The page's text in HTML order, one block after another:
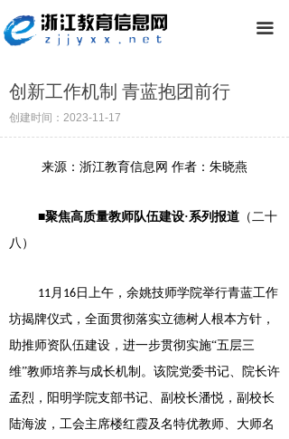
끀
创新工作机制 青蓝抱团前行
来源：浙江教育信息网 作者： 朱晓燕
■聚焦高质量教师队伍建设·系列报道 （二十
八 ）
11月 16 日上午，余姚技师学院举行青蓝工作
坊揭牌仪式 ， 全面贯彻落实立德树人根本方针，
助推师资队伍建设，进一步贯彻实施“五层三
维”教师培养与成长机制 。 该院党委书记、院长许
孟烈，阳明学院支部书记、副校长潘悦，副校长
陆海波，工会主席楼红霞及名特优教师、大师名
创建时间： 2023-11-17